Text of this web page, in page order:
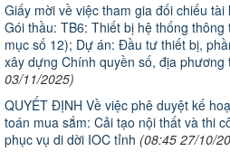
Giấy mời về việc tham gia đối chiếu
Gói thầu: TB6: Thiết bị hệ thống
mục số 12); Dự án: Đầu tư thiết bị,
xây dựng Chính quyền số, địa phương
03/11/2025)
QUYẾT ĐỊNH Về việc phê duyệt kế
toán mua sắm: Cải tạo nội thất và thi
phục vụ di dời IOC tỉnh (08:45 27/10/
Thông báo Tuyển chọn tổ chức và